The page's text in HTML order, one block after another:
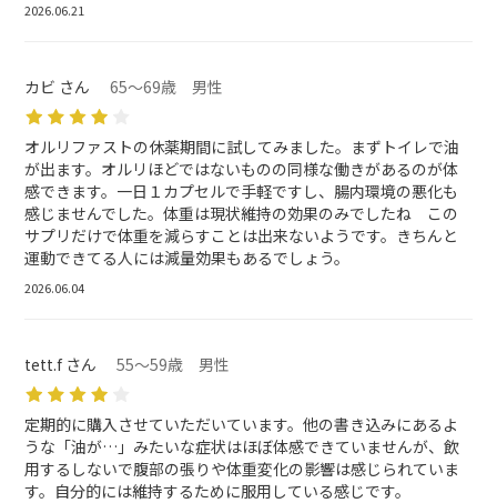
2026.06.21
カビ さん 65～69歳 男性
オルリファストの休薬期間に試してみました。まずトイレで油
が出ます。オルリほどではないものの同様な働きがあるのが体
感できます。一日１カプセルで手軽ですし、腸内環境の悪化も
感じませんでした。体重は現状維持の効果のみでしたね この
サプリだけで体重を減らすことは出来ないようです。きちんと
運動できてる人には減量効果もあるでしょう。
2026.06.04
tett.f さん 55～59歳 男性
定期的に購入させていただいています。他の書き込みにあるよ
うな「油が…」みたいな症状はほぼ体感できていませんが、飲
用するしないで腹部の張りや体重変化の影響は感じられていま
す。自分的には維持するために服用している感じです。